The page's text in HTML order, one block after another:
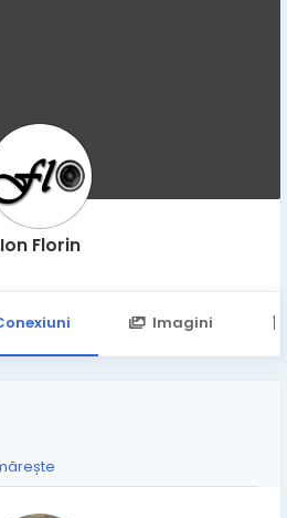
Ion Florin
Imagini